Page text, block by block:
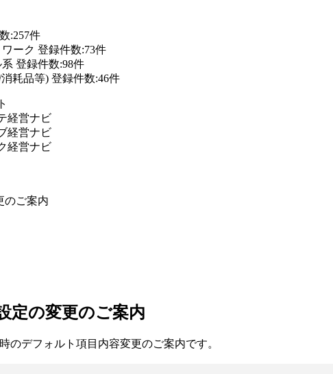
:257件
ーク 登録件数:73件
登録件数:98件
耗品等) 登録件数:46件
経営ナビ
経営ナビ
経営ナビ
のご案内
定の変更のご案内
のデフォルト項目内容変更のご案内です。